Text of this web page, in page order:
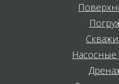
Насосные